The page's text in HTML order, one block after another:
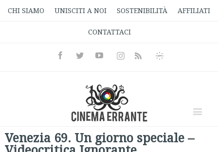
CHI SIAMO UNISCITI A NOI SOSTENIBILITÀ AFFILIATI
CONTATTACI
FacebookTwitterYoutubeInstagramRss
Informativa
Venezia 69. Un giorno speciale –